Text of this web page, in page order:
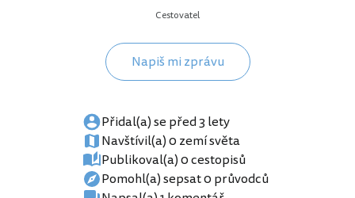
Cestovatel
Napiš mi zprávu
Přidal(a) se před 3 lety
Navštívil(a) 0 zemí světa
Publikoval(a) 0 cestopisů
Pomohl(a) sepsat 0 průvodců